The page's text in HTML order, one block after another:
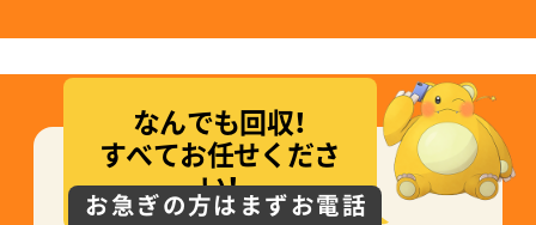
なんでも回収！
すべてお任せくださ
い！
お急ぎの方はまずお電話
を